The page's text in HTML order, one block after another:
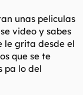
unas peliculas
video y sabes
le grita desde el
que se te
pa lo del